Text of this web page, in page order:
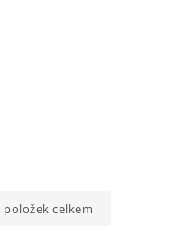
položek celkem